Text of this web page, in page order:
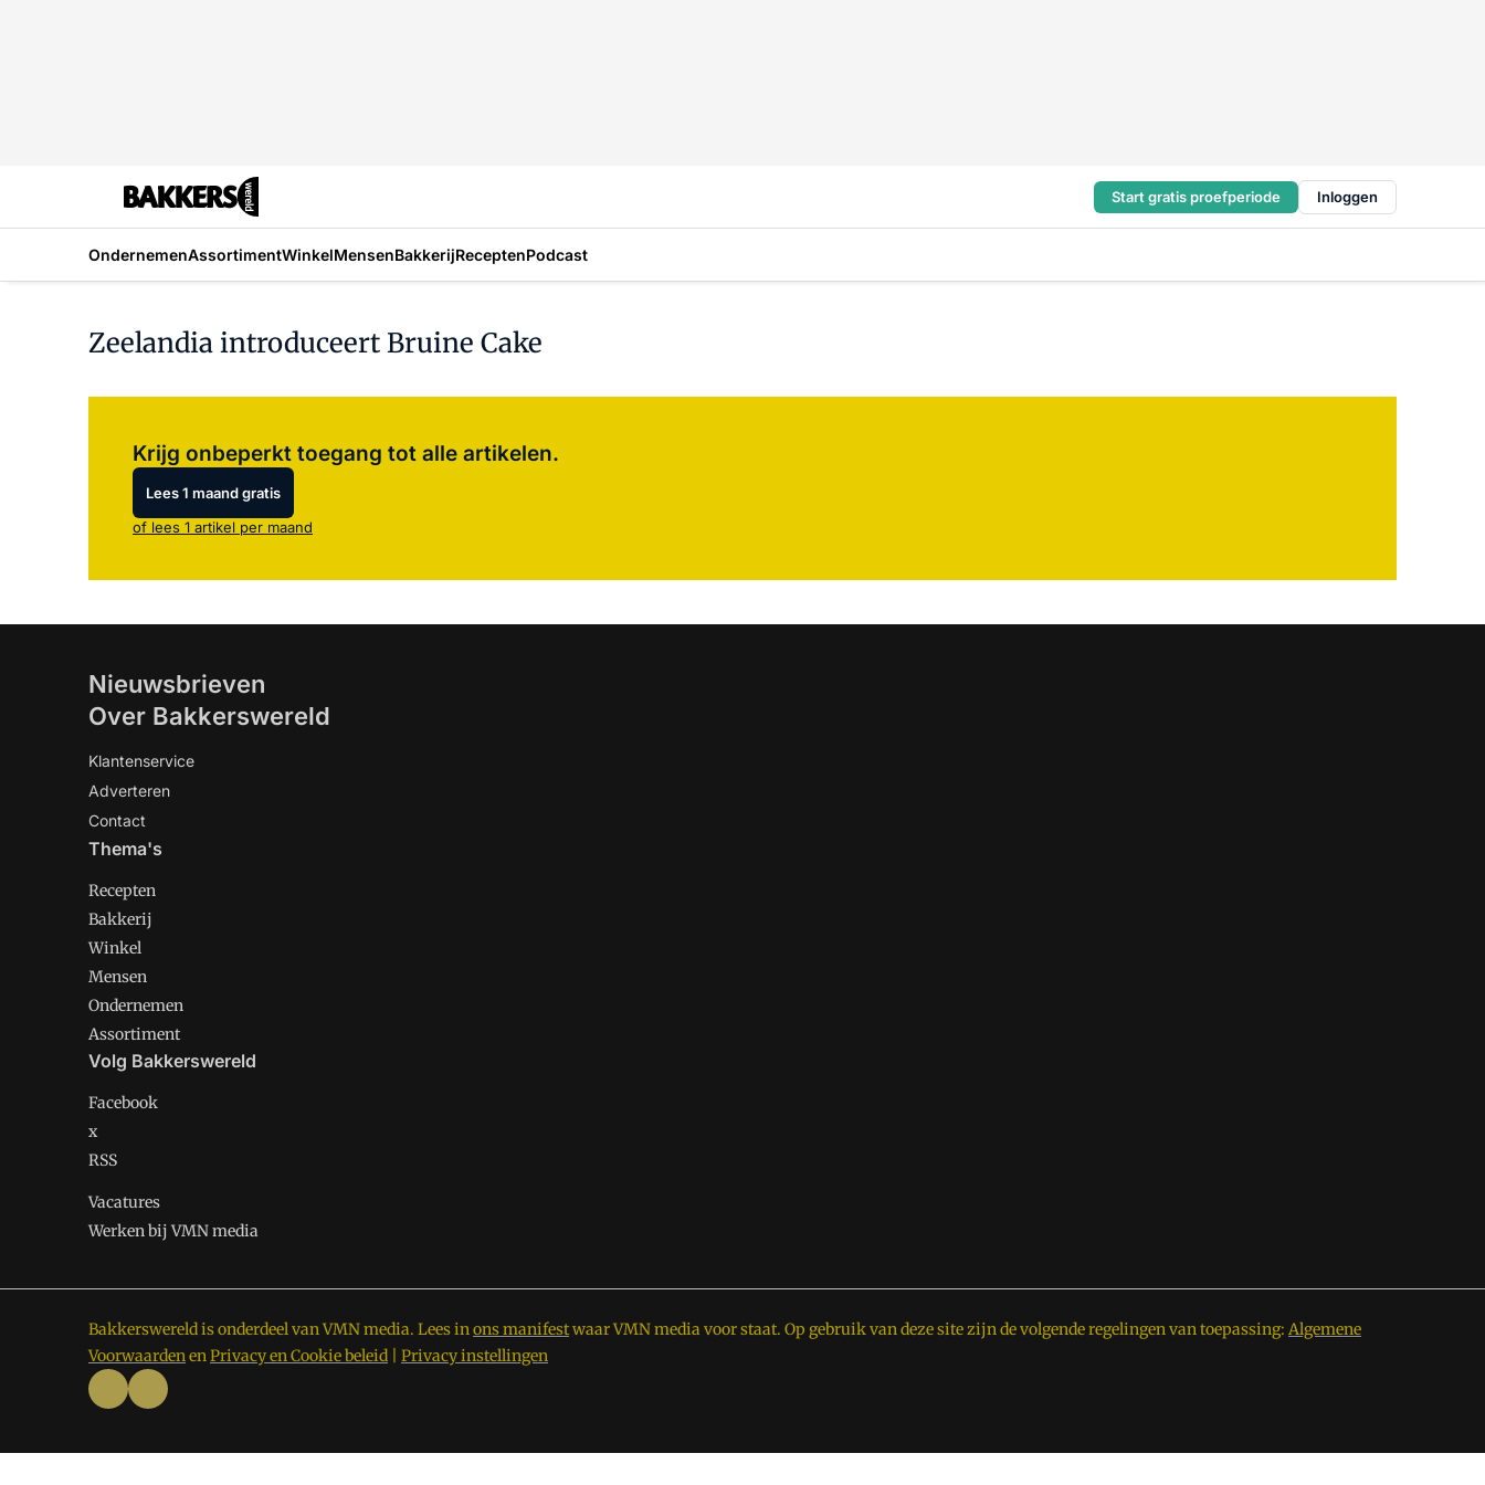
Start gratis proefperiode Inloggen
OndernemenAssortimentWinkelMensenBakkerijReceptenPodcast
Zeelandia introduceert Bruine Cake
Krijg onbeperkt toegang tot alle artikelen.
Lees 1 maand gratis
of lees 1 artikel per maand
Nieuwsbrieven
Over Bakkerswereld
Klantenservice
Adverteren
Contact
Thema's
Recepten
Bakkerij
Winkel
Mensen
Ondernemen
Assortiment
Volg Bakkerswereld
Facebook
x
RSS
Vacatures
Werken bij VMN media
Bakkerswereld is onderdeel van VMN media. Lees inons manifestwaar VMN media voor staat. Op gebruik van deze site zijn de volgende regelingen van toepassing: Algemene
VoorwaardenenPrivacy en Cookie beleid Privacy instellingen